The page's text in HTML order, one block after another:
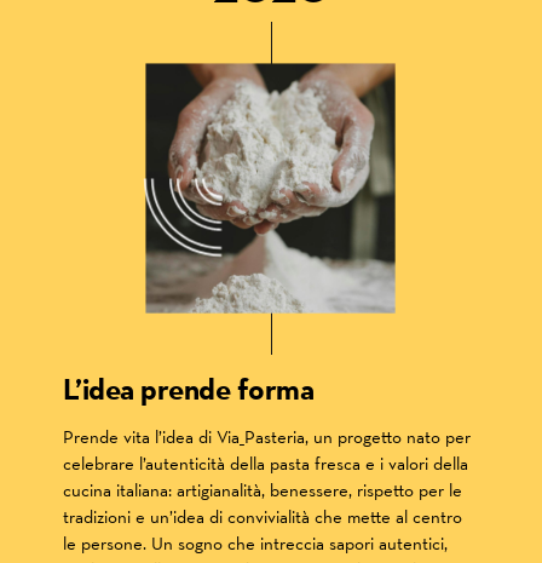
L’idea prende forma
Prende vita l’idea di Via_Pasteria, un progetto nato per
celebrare l’autenticità della pasta fresca e i valori della
cucina italiana: artigianalità, benessere, rispetto per le
tradizioni e un’idea di convivialità che mette al centro
le persone. Un sogno che intreccia sapori autentici,